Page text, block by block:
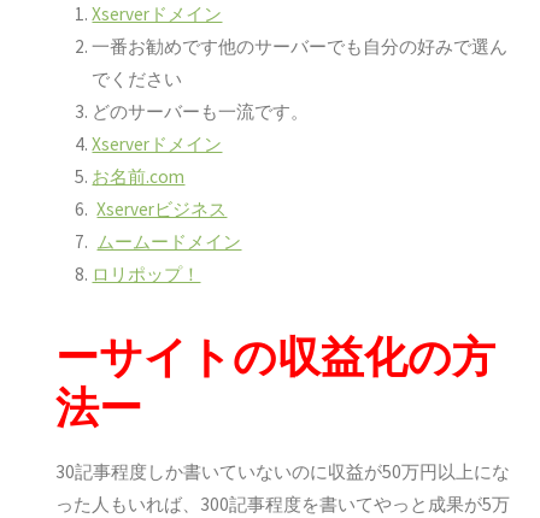
Xserverドメイン
一番お勧めです他のサーバーでも自分の好みで選ん
でください
どのサーバーも一流です。
Xserverドメイン
お名前.com
Xserverビジネス
ムームードメイン
ロリポップ！
ーサイトの収益化の方
法ー
30記事程度しか書いていないのに収益が50万円以上にな
った人もいれば、300記事程度を書いてやっと成果が5万